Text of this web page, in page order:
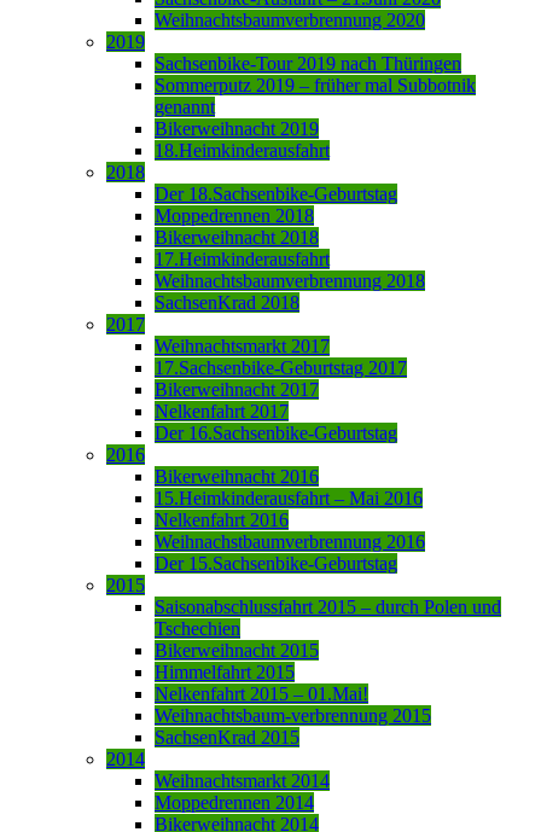
Weihnachtsbaumverbrennung 2020
2019
Sachsenbike-Tour 2019 nach Thüringen
Sommerputz 2019 – früher mal Subbotnik
genannt
Bikerweihnacht 2019
18.Heimkinderausfahrt
2018
Der 18.Sachsenbike-Geburtstag
Moppedrennen 2018
Bikerweihnacht 2018
17.Heimkinderausfahrt
Weihnachtsbaumverbrennung 2018
SachsenKrad 2018
2017
Weihnachtsmarkt 2017
17.Sachsenbike-Geburtstag 2017
Bikerweihnacht 2017
Nelkenfahrt 2017
Der 16.Sachsenbike-Geburtstag
2016
Bikerweihnacht 2016
15.Heimkinderausfahrt – Mai 2016
Nelkenfahrt 2016
Weihnachstbaumverbrennung 2016
Der 15.Sachsenbike-Geburtstag
2015
Saisonabschlussfahrt 2015 – durch Polen und
Tschechien
Bikerweihnacht 2015
Himmelfahrt 2015
Nelkenfahrt 2015 – 01.Mai!
Weihnachtsbaum-verbrennung 2015
SachsenKrad 2015
2014
Weihnachtsmarkt 2014
Moppedrennen 2014
Bikerweihnacht 2014